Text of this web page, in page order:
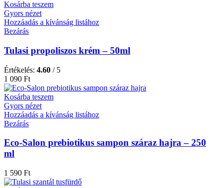
Kosárba teszem
Gyors nézet
Hozzáadás a kívánság listához
Bezárás
Tulasi propoliszos krém – 50ml
Értékelés: 4.60 / 5
1 090 Ft
Kosárba teszem
Gyors nézet
Hozzáadás a kívánság listához
Bezárás
Eco-Salon prebiotikus sampon száraz hajra – 250
ml
1 590 Ft